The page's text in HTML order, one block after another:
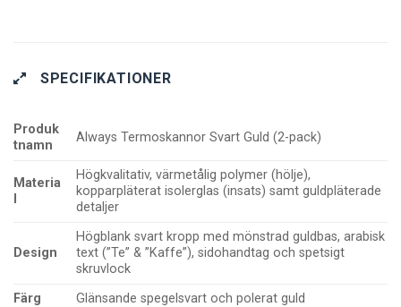
SPECIFIKATIONER
Produk
tnamn
Always Termoskannor Svart Guld (2-pack)
Materia
Högkvalitativ, värmetålig polymer (hölje),
kopparpläterat isolerglas (insats) samt guldpläterade
detaljer
Design
Högblank svart kropp med mönstrad guldbas, arabisk
text (”Te” & ”Kaffe”), sidohandtag och spetsigt
skruvlock
Färg
Glänsande spegelsvart och polerat guld